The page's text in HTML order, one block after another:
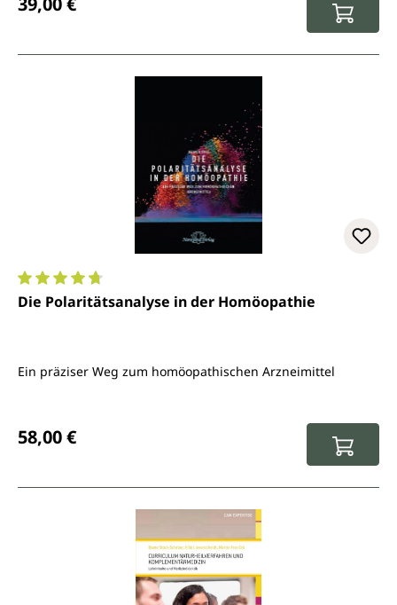
Durchschnittliche Bewertung von 4.8 von 5 Sternen
Die Polaritätsanalyse in der Homöopathie
Ein präziser Weg zum homöopathischen Arzneimittel
58,00 €